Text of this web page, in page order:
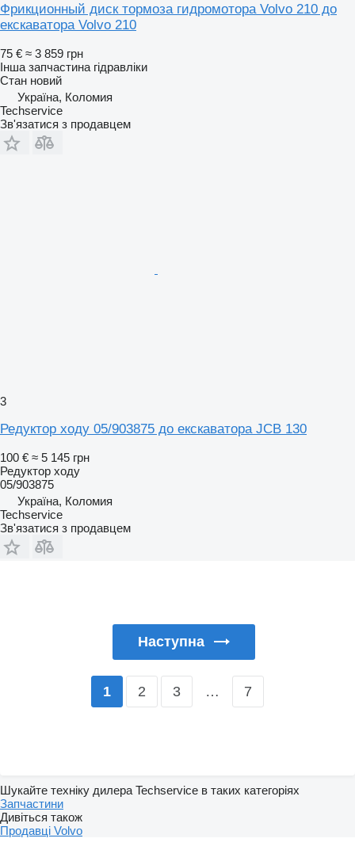
Фрикционный диск тормоза гидромотора Volvo 210 до
екскаватора Volvo 210
75 € ≈ 3 859 грн
Інша запчастина гідравліки
Стан новий
Україна, Коломия
Techservice
Зв'язатися з продавцем
3
Редуктор ходу 05/903875 до екскаватора JCB 130
100 € ≈ 5 145 грн
Редуктор ходу
05/903875
Україна, Коломия
Techservice
Зв'язатися з продавцем
Наступна
1 2 3 … 7
Шукайте техніку дилера Techservice в таких категоріях
Запчастини
Дивіться також
Продавці Volvo